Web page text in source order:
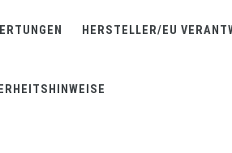
HERSTELLER/EU